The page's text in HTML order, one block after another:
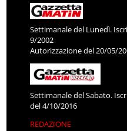
Settimanale del Lunedì.
9/2002
Autorizzazione del 20/05/
Settimanale del Sabato.
del 4/10/2016
REDAZIONE